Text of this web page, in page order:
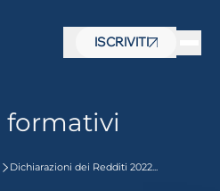
ISCRIVITI
formativi
Dichiarazioni dei Redditi 2022...